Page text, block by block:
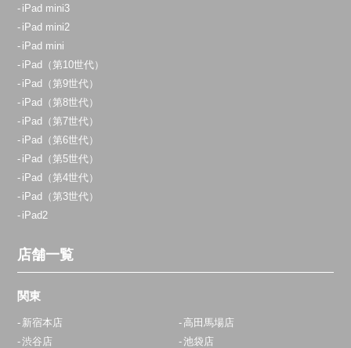
iPad mini3
iPad mini2
iPad mini
iPad（第10世代）
iPad（第9世代）
iPad（第8世代）
iPad（第7世代）
iPad（第6世代）
iPad（第5世代）
iPad（第4世代）
iPad（第3世代）
iPad2
店舗一覧
関東
新宿本店
高田馬場店
渋谷店
池袋店